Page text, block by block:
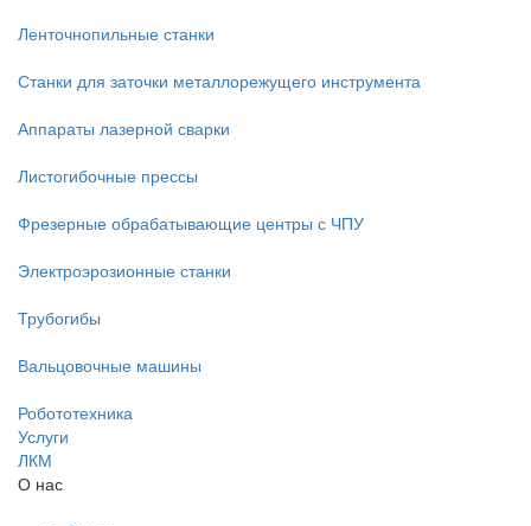
Ленточнопильные станки
Станки для заточки металлорежущего инструмента
Аппараты лазерной сварки
Листогибочные прессы
Фрезерные обрабатывающие центры с ЧПУ
Электроэрозионные станки
Трубогибы
Вальцовочные машины
Робототехника
Услуги
ЛКМ
О нас